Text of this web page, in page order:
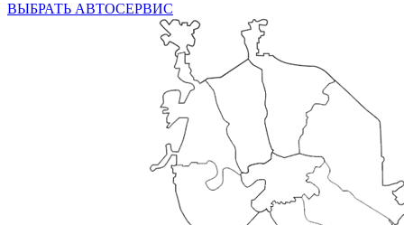
ВЫБРАТЬ АВТОСЕРВИС